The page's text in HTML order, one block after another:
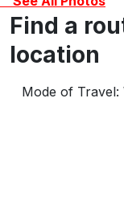
Find a
location
Mode of Travel: